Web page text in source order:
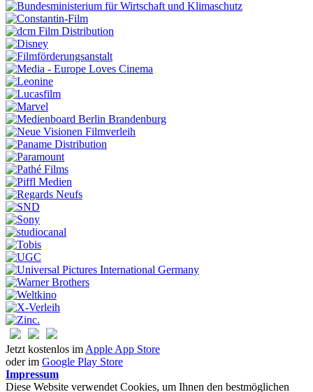
Jetzt kostenlos im Apple App Store
oder im Google Play Store
Impressum
Diese Website verwendet Cookies, um Ihnen den bestmöglichen